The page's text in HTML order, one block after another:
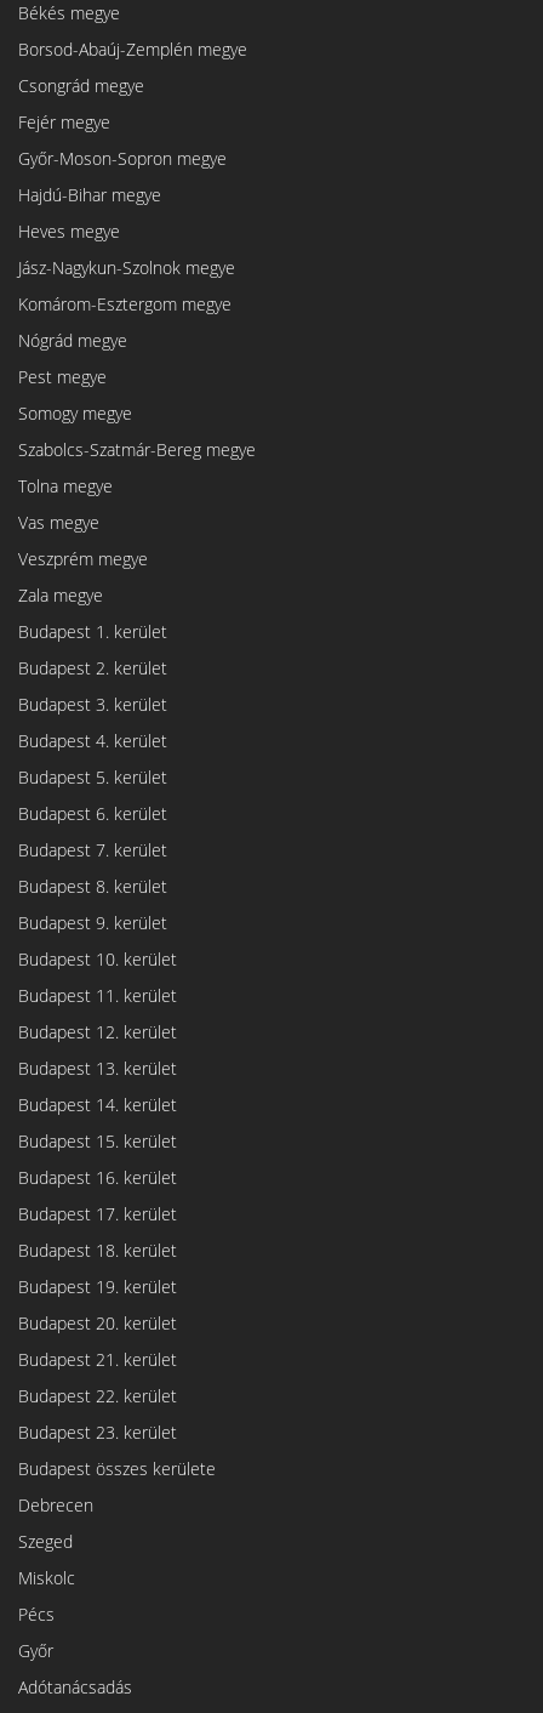
Békés megye
Borsod-Abaúj-Zemplén megye
Csongrád megye
Fejér megye
Győr-Moson-Sopron megye
Hajdú-Bihar megye
Heves megye
Jász-Nagykun-Szolnok megye
Komárom-Esztergom megye
Nógrád megye
Pest megye
Somogy megye
Szabolcs-Szatmár-Bereg megye
Tolna megye
Vas megye
Veszprém megye
Zala megye
Budapest 1. kerület
Budapest 2. kerület
Budapest 3. kerület
Budapest 4. kerület
Budapest 5. kerület
Budapest 6. kerület
Budapest 7. kerület
Budapest 8. kerület
Budapest 9. kerület
Budapest 10. kerület
Budapest 11. kerület
Budapest 12. kerület
Budapest 13. kerület
Budapest 14. kerület
Budapest 15. kerület
Budapest 16. kerület
Budapest 17. kerület
Budapest 18. kerület
Budapest 19. kerület
Budapest 20. kerület
Budapest 21. kerület
Budapest 22. kerület
Budapest 23. kerület
Budapest összes kerülete
Debrecen
Szeged
Miskolc
Pécs
Győr
Adótanácsadás